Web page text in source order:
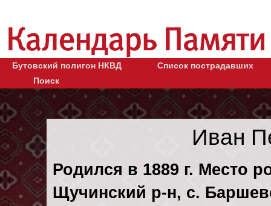
Бутовский полигон НКВД
Список пострадавших
Поиск
Иван
Родился в 1889 г. Место
Щучинский р-н, с.